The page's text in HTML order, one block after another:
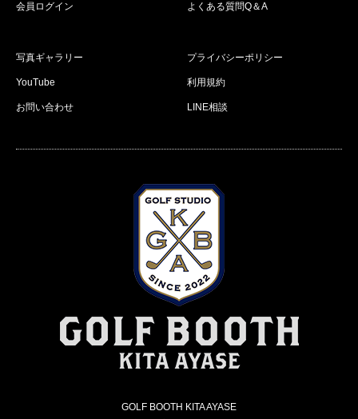
会員ログイン よくある質問Q＆A
写真ギャラリー
YouTube
お問い合わせ
プライバシーポリシー
利用規約
LINE相談
GOLF BOOTH KITA AYASE